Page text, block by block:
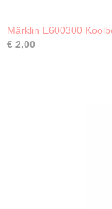
Märklin E600300
€ 2,00